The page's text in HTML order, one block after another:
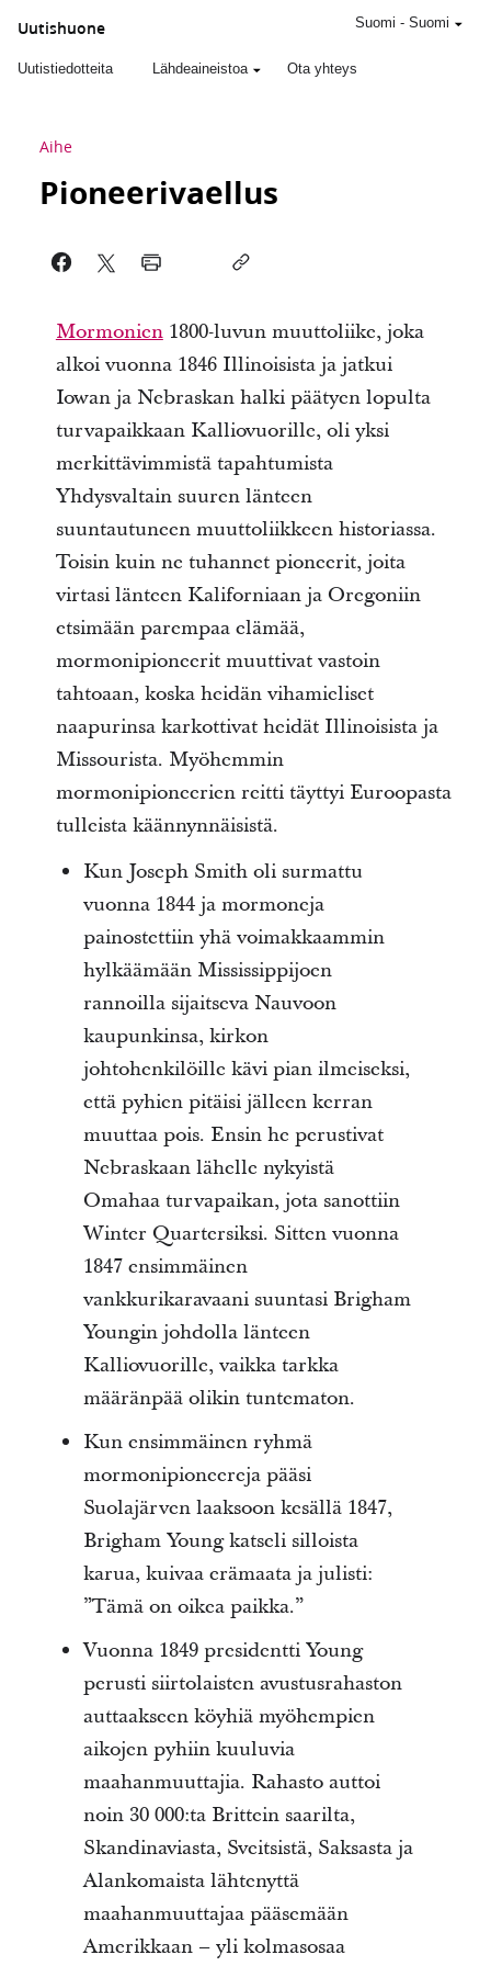
Uutishuone
Uutistiedotteita Lähdeaineistoa Ota yhteys
Suomi - Suomi
Aihe
Pioneerivaellus
Mormonien1800-luvun muuttoliike, joka
alkoi vuonna 1846 Illinoisista ja jatkui
Iowan ja Nebraskan halki päätyen lopulta
turvapaikkaan Kalliovuorille, oli yksi
merkittävimmistä tapahtumista
Yhdysvaltain suuren länteen
suuntautuneen muuttoliikkeen historiassa.
Toisin kuin ne tuhannet pioneerit, joita
virtasi länteen Kaliforniaan ja Oregoniin
etsimään parempaa elämää,
mormonipioneerit muuttivat vastoin
tahtoaan, koska heidän vihamieliset
naapurinsa karkottivat heidät Illinoisista ja
Missourista. Myöhemmin
mormonipioneerien reitti täyttyi Euroopasta
tulleista käännynnäisistä.
Kun Joseph Smith oli surmattu
vuonna 1844 ja mormoneja
painostettiin yhä voimakkaammin
hylkäämään Mississippijoen
rannoilla sijaitseva Nauvoon
kaupunkinsa, kirkon
johtohenkilöille kävi pian ilmeiseksi,
että pyhien pitäisi jälleen kerran
muuttaa pois. Ensin he perustivat
Nebraskaan lähelle nykyistä
Omahaa turvapaikan, jota sanottiin
Winter Quartersiksi. Sitten vuonna
1847 ensimmäinen
vankkurikaravaani suuntasi Brigham
Youngin johdolla länteen
Kalliovuorille, vaikka tarkka
määränpää olikin tuntematon.
Kun ensimmäinen ryhmä
mormonipioneereja pääsi
Suolajärven laaksoon kesällä 1847,
Brigham Young katseli silloista
karua, kuivaa erämaata ja julisti:
”Tämä on oikea paikka.”
Vuonna 1849 presidentti Young
perusti siirtolaisten avustusrahaston
auttaakseen köyhiä myöhempien
aikojen pyhiin kuuluvia
maahanmuuttajia. Rahasto auttoi
noin 30 000:ta Brittein saarilta,
Skandinaviasta, Sveitsistä, Saksasta ja
Alankomaista lähtenyttä
maahanmuuttajaa pääsemään
Amerikkaan – yli kolmasosaa